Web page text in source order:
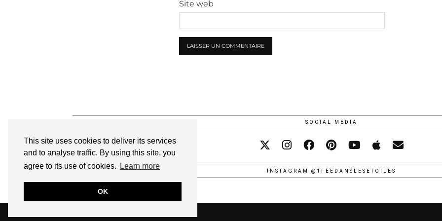
This site uses cookies to deliver its services
and to analyse traffic. By using this site, you
agree to its use of cookies.
Learn more
OK
Site web
SOCIAL MEDIA
INSTAGRAM @1FEEDANSLESETOILES